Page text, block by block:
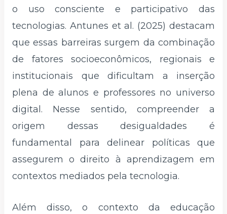
o uso consciente e participativo das
tecnologias. Antunes et al. (2025) destacam
que essas barreiras surgem da combinação
de fatores socioeconômicos, regionais e
institucionais que dificultam a inserção
plena de alunos e professores no universo
digital. Nesse sentido, compreender a
origem dessas desigualdades é
fundamental para delinear políticas que
assegurem o direito à aprendizagem em
contextos mediados pela tecnologia.
Além disso, o contexto da educação